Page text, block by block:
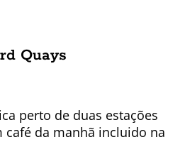
Quays
perto de duas estações
café da manhã incluido na